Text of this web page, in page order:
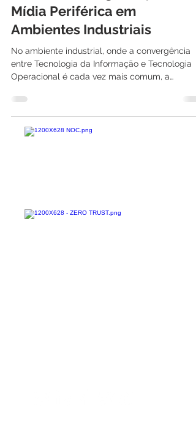
Políticas de Segurança USB e
Mídia Periférica em
Ambientes Industriais
No ambiente industrial, onde a convergência
Operacional é cada vez mais comum, a
segurança...